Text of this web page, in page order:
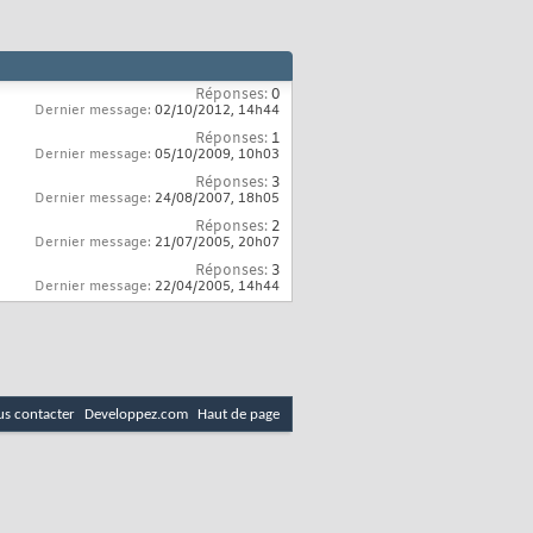
Réponses:0
Dernier message: 02/10/2012, 14h44
Réponses: 1
Dernier message: 05/10/2009, 10h03
Réponses: 3
Dernier message: 24/08/2007, 18h05
Réponses: 2
Dernier message: 21/07/2005, 20h07
Réponses: 3
Dernier message: 22/04/2005, 14h44
contacter Developpez.com Haut de page